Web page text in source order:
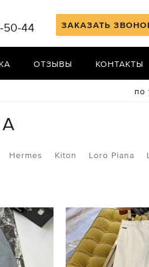
ЗАКАЗАТЬ
50-44
ОТЗЫВЫ КОНТАКТЫ
по
Hermes Kiton Loro Piana